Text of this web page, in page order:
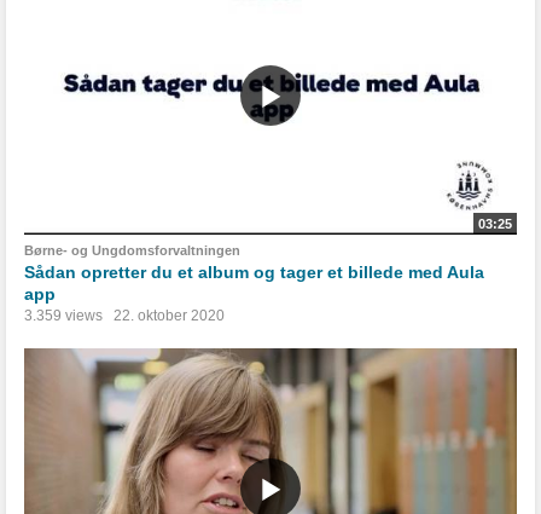
03:25
Børne- og Ungdomsforvaltningen
Sådan opretter du et album og tager et billede med Aula
app
3.359 views 22. oktober 2020